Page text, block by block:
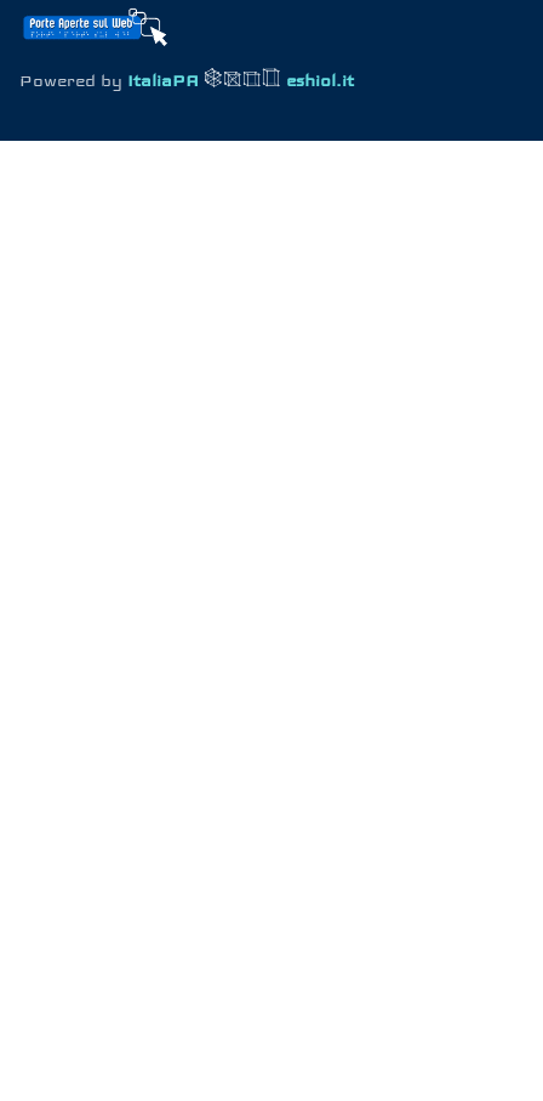
Powered by ItaliaPA eshiol.it